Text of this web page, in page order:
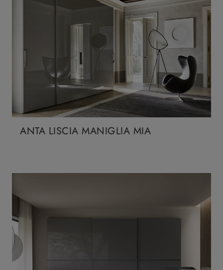
ANTA LISCIA MANIGLIA MIA